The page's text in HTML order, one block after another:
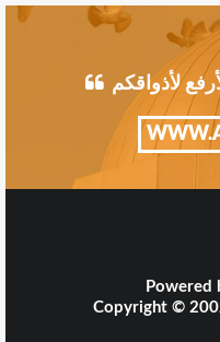
لأذواقكم
Powered
Copyright ©